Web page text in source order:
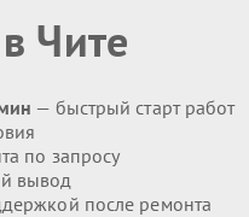
в Чите
— быстрый старт работ
по запросу
вывод
после ремонта